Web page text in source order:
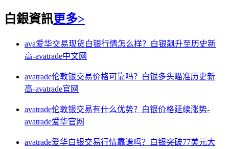
白銀資訊更多>
ava爱华交易现货白银行情怎么样？白银飙升至历史新
高-avatrade中文网
avatrade伦敦银交易价格可靠吗？白银多头瞄准历史新
高-avatrade官网
avatrade伦敦银交易有什么优势？白银价格延续涨势-
avatrade爱华官网
avatrade爱华白银交易行情靠谱吗？白银突破77美元大